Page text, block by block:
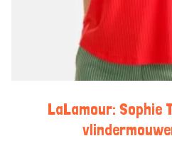
LaLamour: Sophie